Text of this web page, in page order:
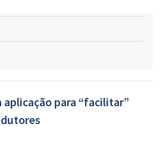
aplicação para “facilitar”